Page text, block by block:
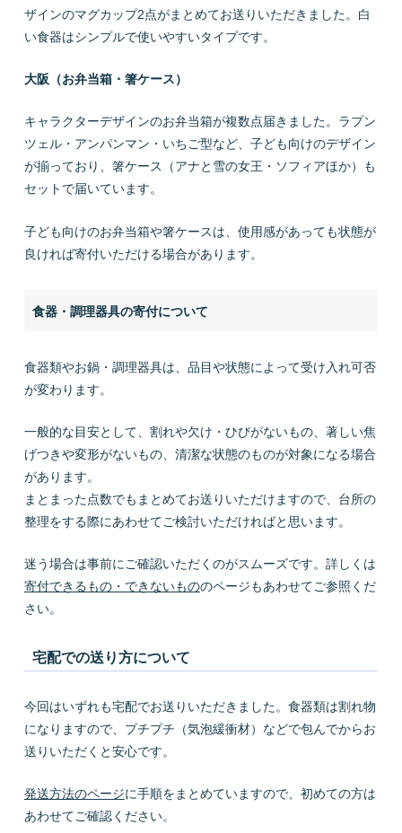
ザインのマグカップ2点がまとめてお送りいただきました。白
い食器はシンプルで使いやすいタイプです。
大阪（お弁当箱・箸ケース）
キャラクターデザインのお弁当箱が複数点届きました。ラプン
ツェル・アンパンマン・いちご型など、子ども向けのデザイン
が揃っており、箸ケース（アナと雪の女王・ソフィアほか）も
セットで届いています。
子ども向けのお弁当箱や箸ケースは、使用感があっても状態が
良ければ寄付いただける場合があります。
食器・調理器具の寄付について
食器類やお鍋・調理器具は、品目や状態によって受け入れ可否
が変わります。
一般的な目安として、割れや欠け・ひびがないもの、著しい焦
げつきや変形がないもの、清潔な状態のものが対象になる場合
があります。
まとまった点数でもまとめてお送りいただけますので、台所の
整理をする際にあわせてご検討いただければと思います。
迷う場合は事前にご確認いただくのがスムーズです。詳しくは
寄付できるもの・できないもののページもあわせてご参照くだ
さい。
宅配での送り方について
今回はいずれも宅配でお送りいただきました。食器類は割れ物
になりますので、プチプチ（気泡緩衝材）などで包んでからお
送りいただくと安心です。
発送方法のページに手順をまとめていますので、初めての方は
あわせてご確認ください。